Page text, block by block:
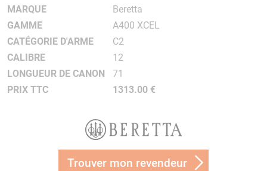
MARQUE
Beretta
GAMME
A400 XCEL
CATÉGORIE D'ARME
C2
CALIBRE
12
LONGUEUR DE CANON
71
PRIX TTC
1313.00 €
Trouver mon revendeur